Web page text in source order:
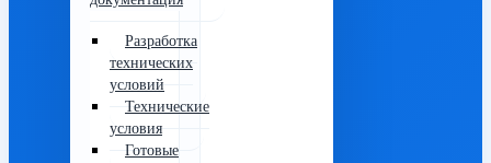
Разработка
технических
условий
Технические
условия
Готовые